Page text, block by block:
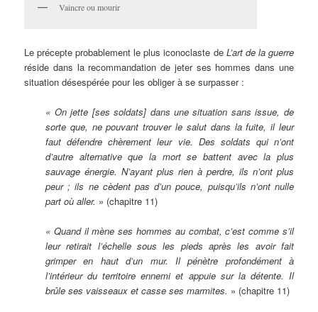
Vaincre ou mourir
Le précepte probablement le plus iconoclaste de L’art de la guerre
réside dans la recommandation de jeter ses hommes dans une
situation désespérée pour les obliger à se surpasser :
« On jette [ses soldats] dans une situation sans issue, de
sorte que, ne pouvant trouver le salut dans la fuite, il leur
faut défendre chèrement leur vie. Des soldats qui n’ont
d’autre alternative que la mort se battent avec la plus
sauvage énergie. N’ayant plus rien à perdre, ils n’ont plus
peur ; ils ne cèdent pas d’un pouce, puisqu’ils n’ont nulle
part où aller. » (chapitre 11)
« Quand il mène ses hommes au combat, c’est comme s’il
leur retirait l’échelle sous les pieds après les avoir fait
grimper en haut d’un mur. Il pénètre profondément à
l’intérieur du territoire ennemi et appuie sur la détente. Il
brûle ses vaisseaux et casse ses marmites. » (chapitre 11)